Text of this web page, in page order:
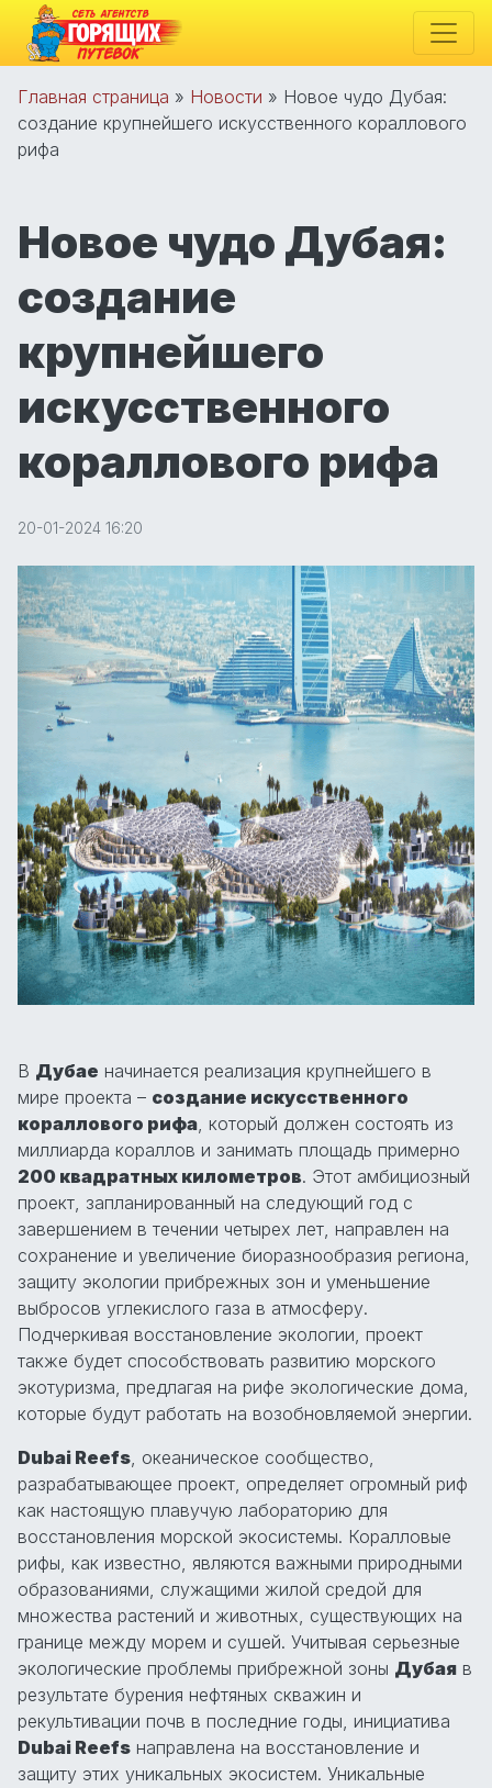
Главная страница » Новости » Новое чудо Дубая:
создание крупнейшего искусственного кораллового
рифа
Новое чудо Дубая:
создание
крупнейшего
искусственного
кораллового рифа
20-01-2024 16:20
В Дубае начинается реализация крупнейшего в
мире проекта – создание искусственного
кораллового рифа, который должен состоять из
миллиарда кораллов и занимать площадь примерно
200 квадратных километров. Этот амбициозный
проект, запланированный на следующий год с
завершением в течении четырех лет, направлен на
сохранение и увеличение биоразнообразия региона,
защиту экологии прибрежных зон и уменьшение
выбросов углекислого газа в атмосферу.
Подчеркивая восстановление экологии, проект
также будет способствовать развитию морского
экотуризма, предлагая на рифе экологические дома,
которые будут работать на возобновляемой энергии.
Dubai Reefs, океаническое сообщество,
разрабатывающее проект, определяет огромный риф
как настоящую плавучую лабораторию для
восстановления морской экосистемы. Коралловые
рифы, как известно, являются важными природными
образованиями, служащими жилой средой для
множества растений и животных, существующих на
границе между морем и сушей. Учитывая серьезные
экологические проблемы прибрежной зоны Дубая в
результате бурения нефтяных скважин и
рекультивации почв в последние годы, инициатива
Dubai Reefs направлена на восстановление и
защиту этих уникальных экосистем. Уникальные